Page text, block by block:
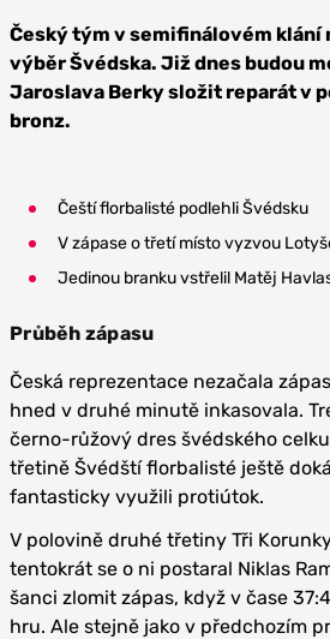
Český
florbal
Český tým v semifinálovém klání
výběr Švédska. Již dnes budou
Jaroslava Berky složit reparát v
bronz.
Čeští florbalisté podlehli Švédsku
V zápase o třetí místo vyzvou
Jedinou branku vstřelil Matěj
Průběh zápasu
Česká reprezentace nezačala
hned v druhé minutě inkasovala.
černo-růžový dres švédského
třetině Švédští florbalisté ještě
fantasticky využili protiútok.
V polovině druhé třetiny Tři
tentokrát se o ni postaral Niklas
šanci zlomit zápas, když v čase
hru. Ale stejně jako v předchozím